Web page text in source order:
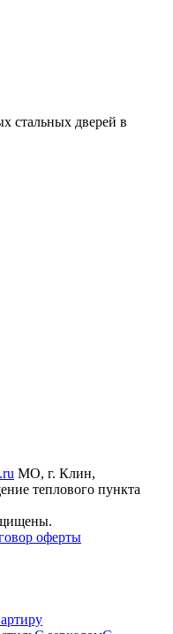
стальных дверей в
МО, г. Клин,
теплового пункта
оферты